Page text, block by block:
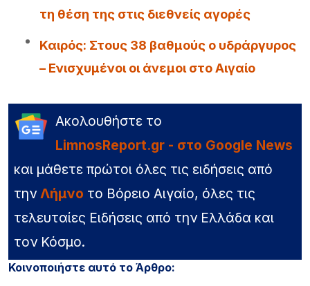
τη θέση της στις διεθνείς αγορές
Καιρός: Στους 38 βαθμούς ο υδράργυρος
– Ενισχυμένοι οι άνεμοι στο Αιγαίο
Ακολουθήστε το
LimnosReport.gr - στο Google News
και μάθετε πρώτοι όλες τις ειδήσεις από
την Λήμνο το Βόρειο Αιγαίο, όλες τις
τελευταίες Ειδήσεις από την Ελλάδα και
τον Κόσμο.
Κοινοποιήστε αυτό το Άρθρο: